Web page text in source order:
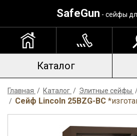
SafeGun - сейфы
Каталог
Главная / Каталог / Элитные сейфы
/ Сейф Lincoln 25BZG-BC